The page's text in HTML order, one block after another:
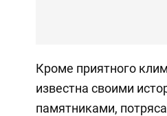
Кроме приятного
известна своими
памятниками,